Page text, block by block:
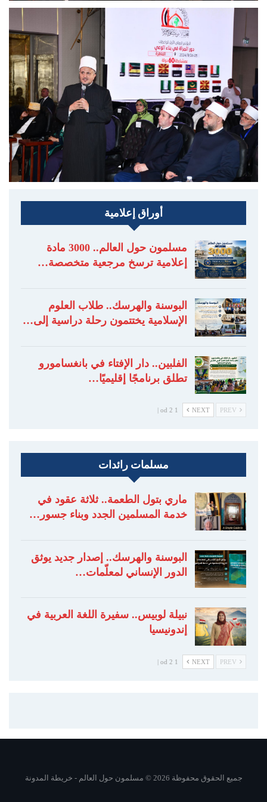
أوراق إعلامية
مسلمون حول العالم.. 3000 مادة
إعلامية ترسخ مرجعية متخصصة…
البوسنة والهرسك.. طلاب العلوم
الإسلامية يختتمون رحلة دراسية إلى…
الفلبين.. دار الإفتاء في بانغسامورو
تطلق برنامجًا إقليميًا…
NEXT
1 od 2 |
مسلمات رائدات
ماري بتول الطعمة.. ثلاثة عقود في
خدمة المسلمين الجدد وبناء جسور…
البوسنة والهرسك.. إصدار جديد يوثق
الدور الإنساني لمعلّمات…
نبيلة لوبيس.. سفيرة اللغة العربية في
إندونيسيا
NEXT
1 od 2 |
جميع الحقوق محفوظة 2026 © مسلمون حول العالم - خريطة المدونة